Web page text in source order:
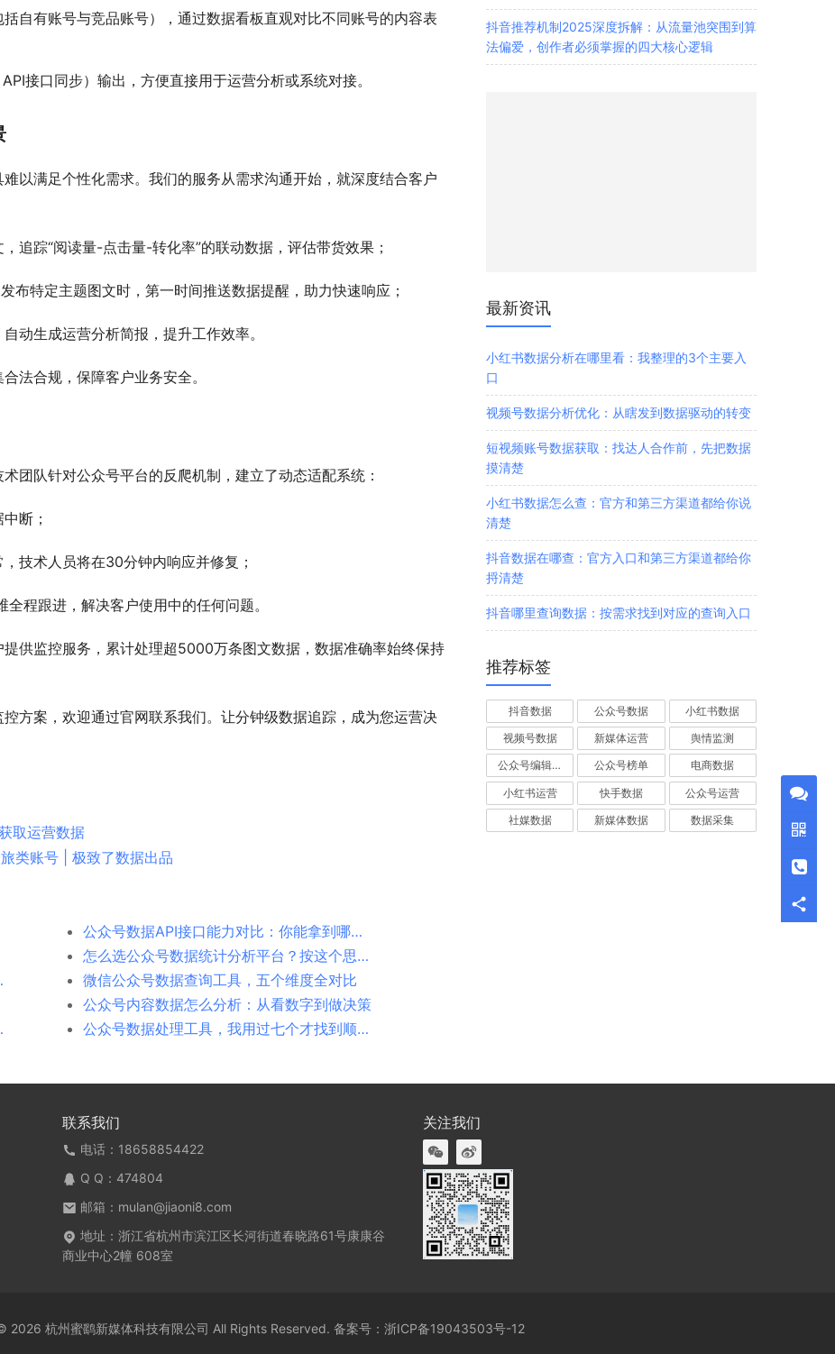
自有账号与竞品账号），通过数据看板直观对比不同账号的内容表
接口同步）输出，方便直接用于运营分析或系统对接。
以满足个性化需求。我们的服务从需求沟通开始，就深度结合客户
追踪“阅读量-点击量-转化率”的联动数据，评估带货效果；
布特定主题图文时，第一时间推送数据提醒，助力快速响应；
动生成运营分析简报，提升工作效率。
法合规，保障客户业务安全。
团队针对公众号平台的反爬机制，建立了动态适配系统：
断；
技术人员将在30分钟内响应并修复；
程跟进，解决客户使用中的任何问题。
供监控服务，累计处理超5000万条图文数据，数据准确率始终保持
方案，欢迎通过官网联系我们。让分钟级数据追踪，成为您运营决
取运营数据
类账号 | 极致了数据出品
公众号数据API接口能力对比：你能拿到哪些数据？
怎么选公众号数据统计分析平台？按这个思路来，不花冤枉钱
横向对比
微信公众号数据查询工具，五个维度全对比
公众号内容数据怎么分析：从看数字到做决策
你排个序
公众号数据处理工具，我用过七个才找到顺手的
抖音推荐机制2025深度拆解：从流量池突围到算
法偏爱，创作者必须掌握的四大核心逻辑
最新资讯
小红书数据分析在哪里看：我整理的3个主要入
口
视频号数据分析优化：从瞎发到数据驱动的转变
短视频账号数据获取：找达人合作前，先把数据
摸清楚
小红书数据怎么查：官方和第三方渠道都给你说
清楚
抖音数据在哪查：官方入口和第三方渠道都给你
捋清楚
抖音哪里查询数据：按需求找到对应的查询入口
推荐标签
抖音数据 公众号数据 小红书数据
视频号数据 新媒体运营 舆情监测
公众号编辑器 公众号榜单 电商数据
小红书运营 快手数据 公众号运营
社媒数据 新媒体数据 数据采集
联系我们
电话：18658854422
Q Q： 474804
邮箱：mulan@jiaoni8.com
地址：浙江省杭州市滨江区长河街道春晓路61号康康谷
商业中心2幢 608室
关注我们
杭州蜜鹞新媒体科技有限公司 All Rights Reserved. 备案号： 浙ICP备19043503号-12